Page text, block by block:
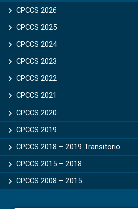
Sidebar
CPCCS 2026
CPCCS 2025
CPCCS 2024
CPCCS 2023
CPCCS 2022
CPCCS 2021
CPCCS 2020
CPCCS 2019 .
CPCCS 2018 – 2019 Transitorio
CPCCS 2015 – 2018
CPCCS 2008 – 2015